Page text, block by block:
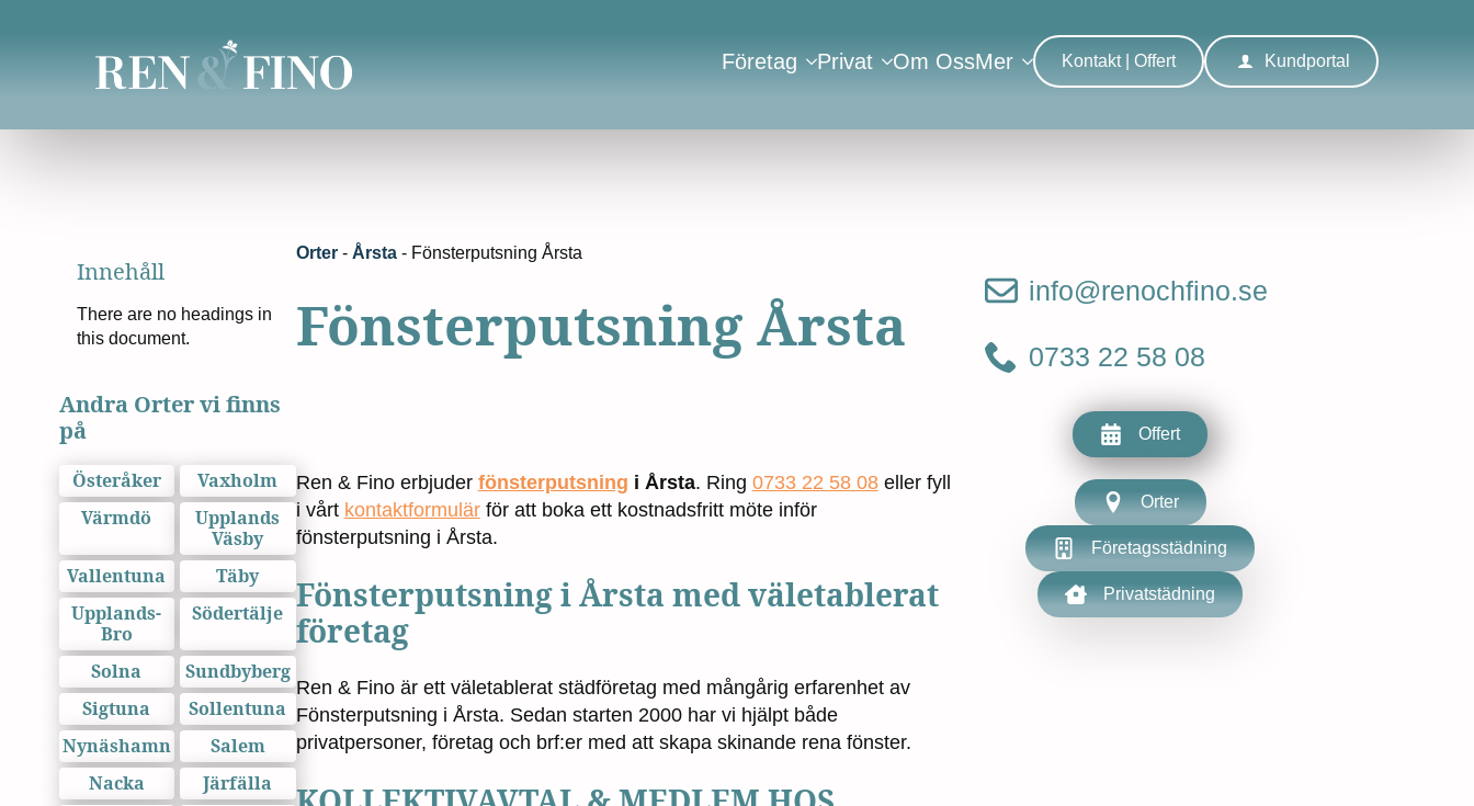
Företag Privat Om OssMer Kontakt | Offert Kundportal
Innehåll
There are no headings in
this document.
Andra Orter vi finns
på
Österåker
Vaxholm
Värmdö
Upplands
Väsby
Vallentuna
Täby
Upplands-
Bro
Södertälje
Solna
Sundbyberg
Sigtuna
Sollentuna
Nynäshamn
Salem
Nacka
Järfälla
Orter- Årsta- Fönsterputsning Årsta
Fönsterputsning Årsta
Ren & Fino erbjuder fönsterputsning i Årsta. Ring 0733 22 58 08eller fyll
i vårt kontaktformulärför att boka ett kostnadsfritt möte inför
fönsterputsning i Årsta.
Fönsterputsning i Årsta med väletablerat
företag
Ren & Fino är ett väletablerat städföretag med mångårig erfarenhet av
Fönsterputsning i Årsta. Sedan starten 2000 har vi hjälpt både
privatpersoner, företag och brf:er med att skapa skinande rena fönster.
info@renochfino.se
0733 22 58 08
Offert
Orter
Företagsstädning
Privatstädning